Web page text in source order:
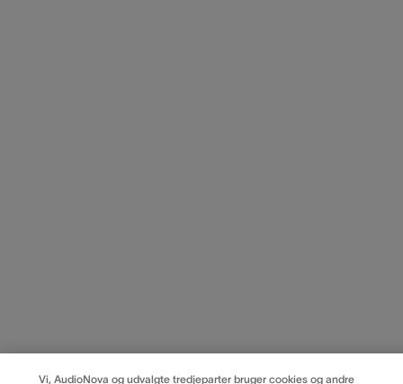
Vi, AudioNova og udvalgte tredjeparter bruger cookies og andre